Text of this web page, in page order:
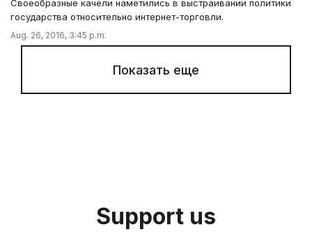
Своеобразные качели наметились в выстраивании политики
государства относительно интернет-торговли.
Aug. 26, 2016, 3:45 p.m.
Показать еще
Support us